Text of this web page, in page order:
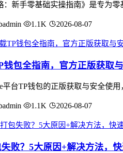
：新手零基础实操指南》是专为
1.1K 2026-08-07
钱包全指南，官方正版获取
平台TP钱包的正版获取与安全使
1.1K 2026-08-07
败？5大原因+解决方法，